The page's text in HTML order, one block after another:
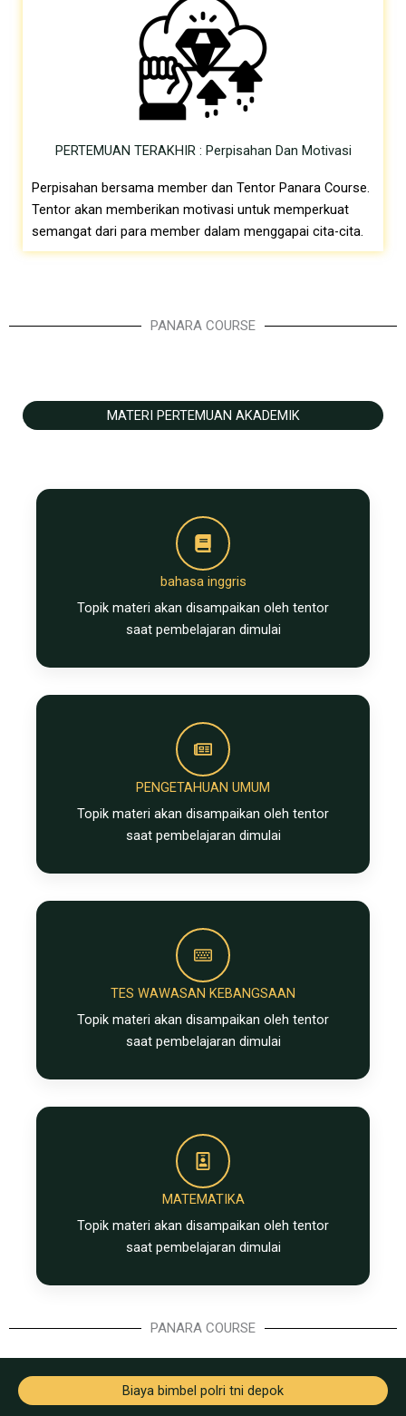
PERTEMUAN TERAKHIR : Perpisahan Dan Motivasi
Perpisahan bersama member dan Tentor Panara Course.
Tentor akan memberikan motivasi untuk memperkuat
semangat dari para member dalam menggapai cita-cita.
PANARA COURSE
MATERI PERTEMUAN AKADEMIK
bahasa inggris
Topik materi akan disampaikan oleh tentor
saat pembelajaran dimulai
PENGETAHUAN UMUM
Topik materi akan disampaikan oleh tentor
saat pembelajaran dimulai
TES WAWASAN KEBANGSAAN
Topik materi akan disampaikan oleh tentor
saat pembelajaran dimulai
MATEMATIKA
Topik materi akan disampaikan oleh tentor
saat pembelajaran dimulai
PANARA COURSE
Biaya bimbel polri tni depok